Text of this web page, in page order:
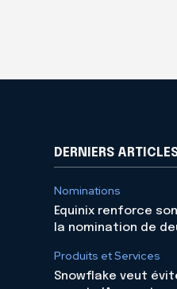
DERNIERS
Nominations
Equinix renforce
la nomination de
Produits et Services
Snowflake veut